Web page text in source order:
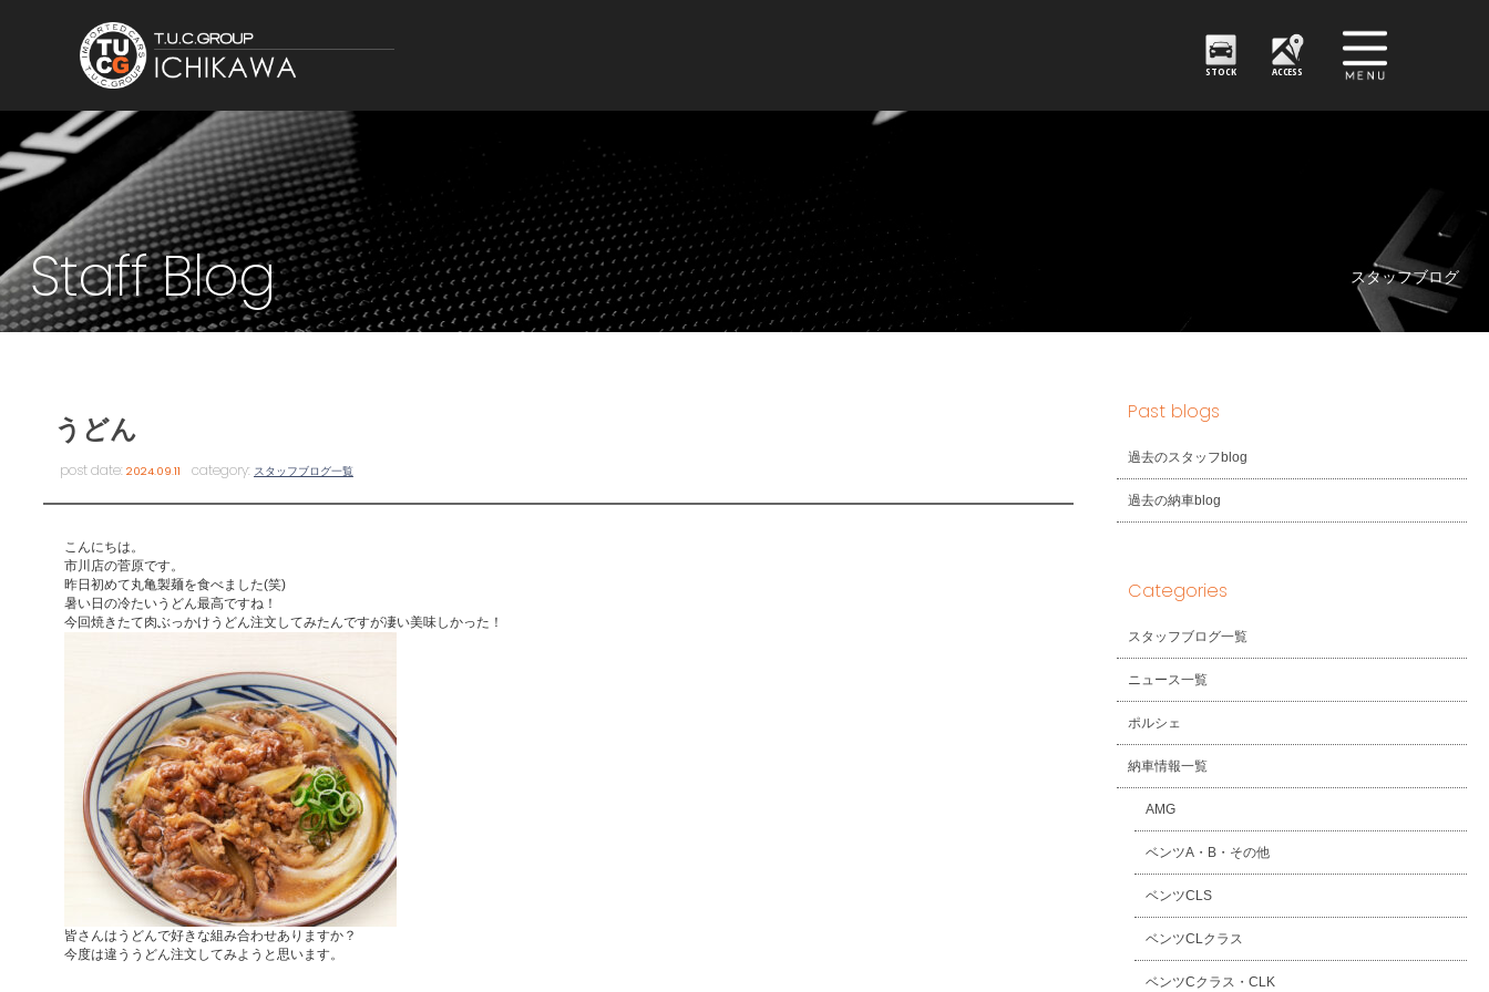
STOCK ACCESS
Staff Blog スタッフブログ
うどん
post date:2024.09.11 category: スタッフブログ一覧
こんにちは。
市川店の菅原です。
昨日初めて丸亀製麺を食べました(笑)
暑い日の冷たいうどん最高ですね！
今回焼きたて肉ぶっかけうどん注文してみたんですが凄い美味しかった！
皆さんはうどんで好きな組み合わせありますか？
今度は違ううどん注文してみようと思います。
Past blogs
過去のスタッフblog
過去の納車blog
Categories
スタッフブログ一覧
ニュース一覧
ポルシェ
納車情報一覧
AMG
ベンツA・B・その他
ベンツCLS
ベンツCLクラス
ベンツCクラス・CLK